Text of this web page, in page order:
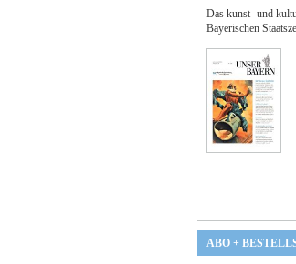
Das kunst- und
Bayerischen
ABO +